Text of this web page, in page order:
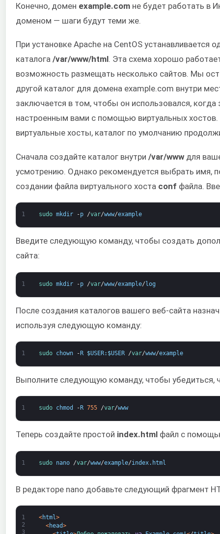
Конечно, домен example.com не будет работать в
доменом — шаги будут теми же.
При установке Apache на CentOS устанавливается
каталога /var/www/html. Эта схема хорошо
возможность размещать несколько сайтов. Мы
другой каталог для домена example.com внутри
заключается в том, чтобы он использовался,
настроенным вами с помощью виртуальных
виртуальные хосты, каталог по умолчанию
Сначала создайте каталог внутри /var/www для
усмотрению. Однако рекомендуется выбрать имя,
создании файла виртуального хоста conf файла.
1 sudo mkdir -p /var/www/example
Введите следующую команду, чтобы создать
сайта:
1 sudo mkdir -p /var/www/example/log
После создания каталогов вашего веб-сайта
используя следующую команду:
1 sudo chown - R $USER: $USER /var/www/example
Выполните следующую команду, чтобы убедиться,
1 sudo chmod - R 755 /var/www
Теперь создайте простой index.html файл с
1 sudo nano /var/www/example/index. html
В редакторе nano добавьте следующий фрагмент
1
2
3
<html>
<head>